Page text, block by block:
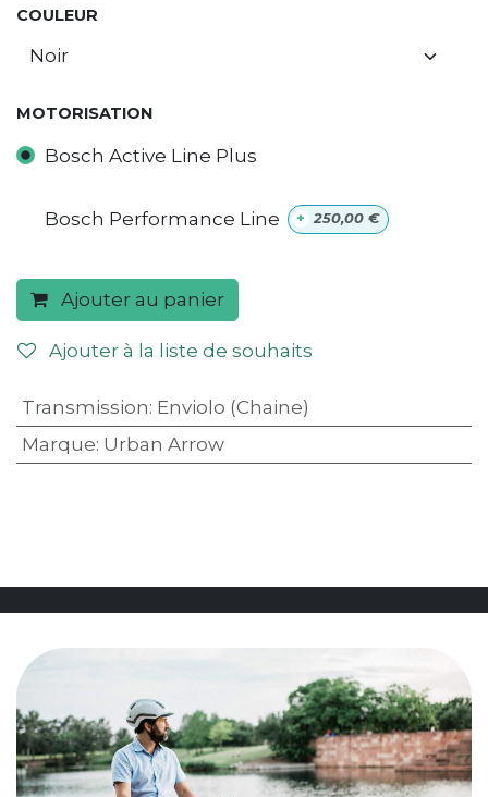
COULEUR
MOTORISATION
Bosch Active Line Plus
Bosch Performance Line + 250,00€
Ajouter au panier
Ajouter à la liste de souhaits
Transmission: Enviolo (Chaine)
Marque: Urban Arrow